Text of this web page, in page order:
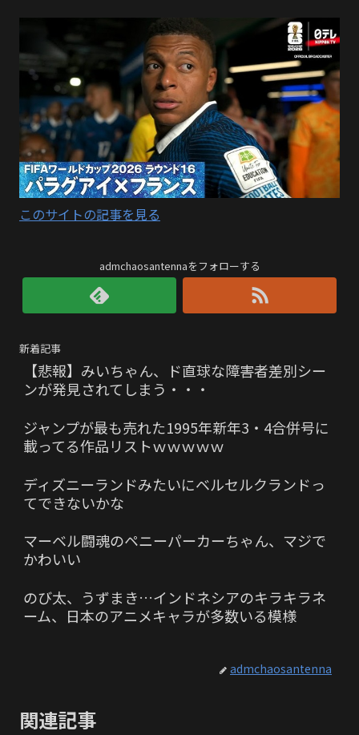
このサイトの記事を見る
admchaosantennaをフォローする
新着記事
【悲報】みいちゃん、ド直球な障害者差別シー
ンが発見されてしまう・・・
ジャンプが最も売れた1995年新年3・4合併号に
載ってる作品リストｗｗｗｗｗ
ディズニーランドみたいにベルセルクランドっ
てできないかな
マーベル闘魂のペニーパーカーちゃん、マジで
かわいい
のび太、うずまき…インドネシアのキラキラネ
ーム、日本のアニメキャラが多数いる模様
admchaosantenna
関連記事